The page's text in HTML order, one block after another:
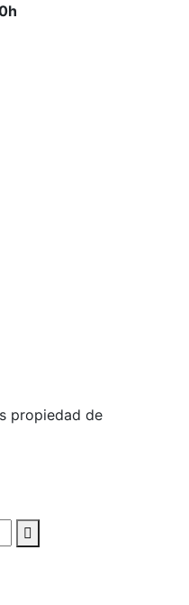
propiedad de